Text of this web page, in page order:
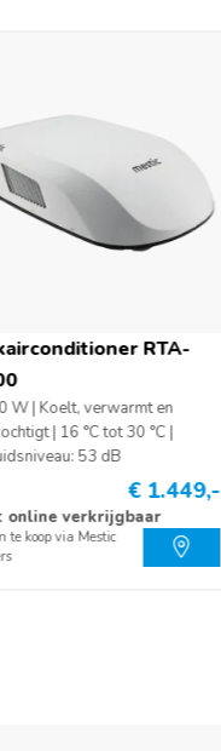
657)
instelbaar
(230V)
RTA-
W | Koelt, verwarmt en
| 16 °C tot 30 °C |
53 dB
€ 1.449,-
online verkrijgbaar
te koop via Mestic